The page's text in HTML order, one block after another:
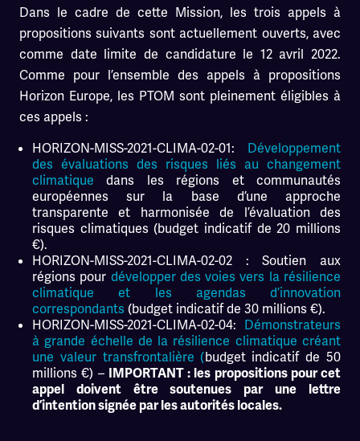
Dans le cadre de cette Mission, les trois appels à
propositions suivants sont actuellement ouverts, avec
comme date limite de candidature le 12 avril 2022.
Comme pour l’ensemble des appels à propositions
Horizon Europe, les PTOM sont pleinement éligibles à
ces appels :
HORIZON-MISS-2021-CLIMA-02-01: Développement
des évaluations des risques liés au changement
climatique dans les régions et communautés
européennes sur la base d’une approche
transparente et harmonisée de l’évaluation des
risques climatiques (budget indicatif de 20 millions
€).
HORIZON-MISS-2021-CLIMA-02-02 : Soutien aux
régions pour développer des voies vers la résilience
climatique et les agendas d’innovation
correspondants (budget indicatif de 30 millions €).
HORIZON-MISS-2021-CLIMA-02-04: Démonstrateurs
à grande échelle de la résilience climatique créant
une valeur transfrontalière (budget indicatif de 50
millions €) – IMPORTANT : les propositions pour cet
appel doivent être soutenues par une lettre
d’intention signée par les autorités locales.